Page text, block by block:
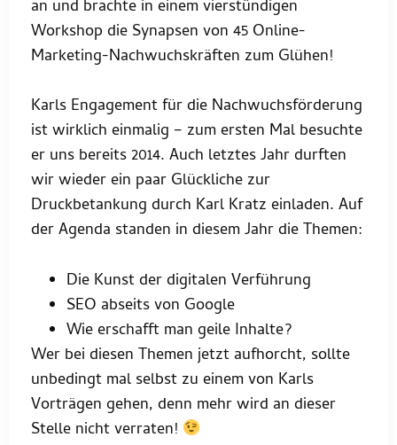
an und brachte in einem vierstündigen
Workshop die Synapsen von 45 Online-
Marketing-Nachwuchskräften zum Glühen!
Karls Engagement für die Nachwuchsförderung
ist wirklich einmalig – zum ersten Mal besuchte
er uns bereits 2014. Auch letztes Jahr durften
wir wieder ein paar Glückliche zur
Druckbetankung durch Karl Kratz einladen. Auf
der Agenda standen in diesem Jahr die Themen:
Die Kunst der digitalen Verführung
SEO abseits von Google
Wie erschafft man geile Inhalte?
Wer bei diesen Themen jetzt aufhorcht, sollte
unbedingt mal selbst zu einem von Karls
Vorträgen gehen, denn mehr wird an dieser
Stelle nicht verraten!